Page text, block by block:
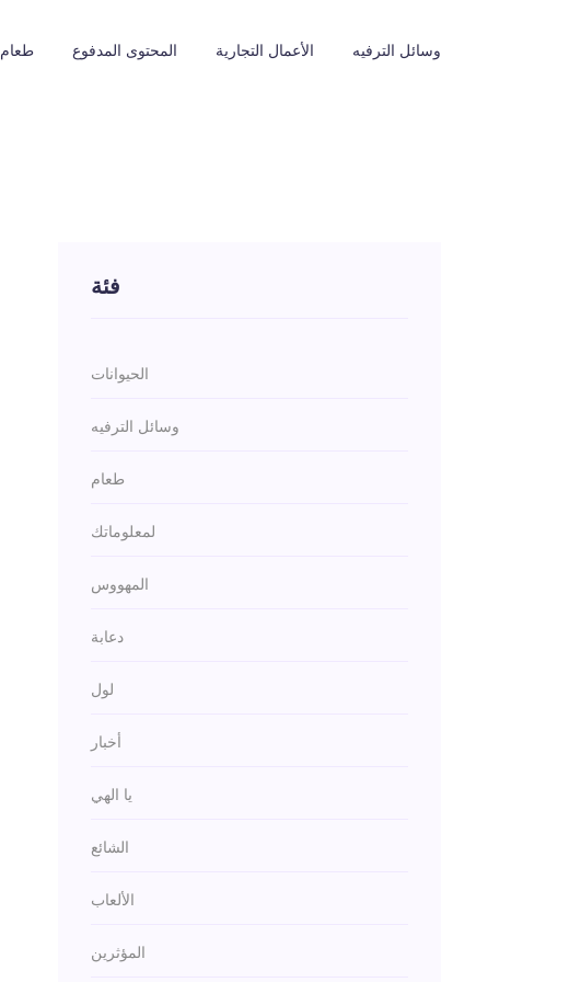
طعام المحتوى المدفوع الأعمال التجارية وسائل الترفيه
فئة
الحيوانات
وسائل الترفيه
طعام
لمعلوماتك
المهووس
دعابة
لول
أخبار
يا الهي
الشائع
الألعاب
المؤثرين